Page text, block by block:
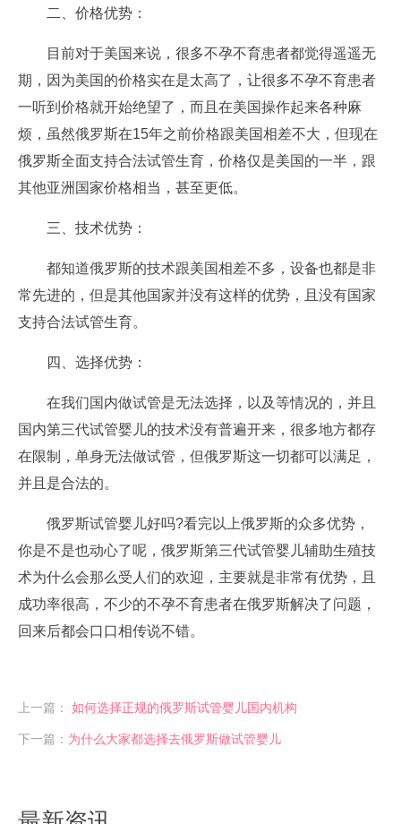
二、价格优势：
目前对于美国来说，很多不孕不育患者都觉得遥遥无
期，因为美国的价格实在是太高了，让很多不孕不育患者
一听到价格就开始绝望了，而且在美国操作起来各种麻
烦，虽然俄罗斯在15年之前价格跟美国相差不大，但现在
俄罗斯全面支持合法试管生育，价格仅是美国的一半，跟
其他亚洲国家价格相当，甚至更低。
三、技术优势：
都知道俄罗斯的技术跟美国相差不多，设备也都是非
常先进的，但是其他国家并没有这样的优势，且没有国家
支持合法试管生育。
四、选择优势：
在我们国内做试管是无法选择，以及等情况的，并且
国内第三代试管婴儿的技术没有普遍开来，很多地方都存
在限制，单身无法做试管，但俄罗斯这一切都可以满足，
并且是合法的。
俄罗斯试管婴儿好吗?看完以上俄罗斯的众多优势，
你是不是也动心了呢，俄罗斯第三代试管婴儿辅助生殖技
术为什么会那么受人们的欢迎，主要就是非常有优势，且
成功率很高，不少的不孕不育患者在俄罗斯解决了问题，
回来后都会口口相传说不错。
上一篇： 如何选择正规的俄罗斯试管婴儿国内机构
下一篇： 为什么大家都选择去俄罗斯做试管婴儿